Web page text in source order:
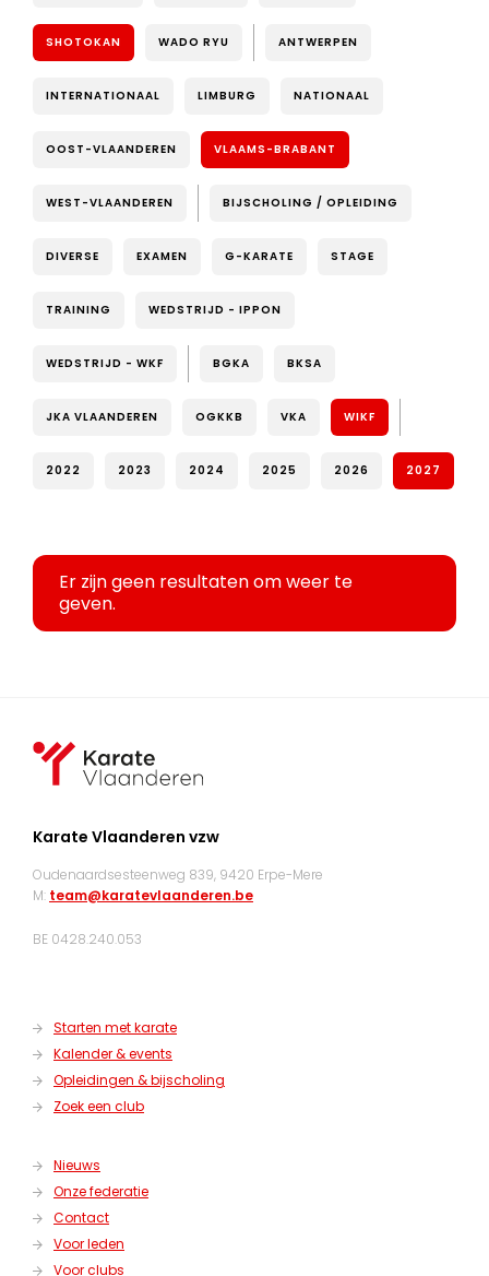
SHOTOKAN WADO RYU ANTWERPEN
INTERNATIONAAL LIMBURG NATIONAAL
OOST-VLAANDEREN VLAAMS-BRABANT
WEST-VLAANDEREN BIJSCHOLING / OPLEIDING
DIVERSE EXAMEN G-KARATE STAGE
TRAINING WEDSTRIJD - IPPON
WEDSTRIJD - WKF BGKA BKSA
JKA VLAANDEREN OGKKB VKA WIKF
2022 2023 2024 2025 2026 2027
Er zijn geen resultaten om weer te
geven.
Karate Vlaanderen vzw
Oudenaardsesteenweg 839, 9420 Erpe-Mere
M: team@karatevlaanderen.be
BE 0428.240.053
Starten met karate
Kalender & events
Opleidingen & bijscholing
Zoek een club
Nieuws
Onze federatie
Contact
Voor leden
Voor clubs